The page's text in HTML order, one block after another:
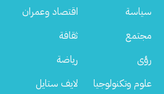
سياسة
اقتصاد وعمران
مجتمع
ثقافة
رؤى
رياضة
علوم وتكنولوجيا
لايف ستايل